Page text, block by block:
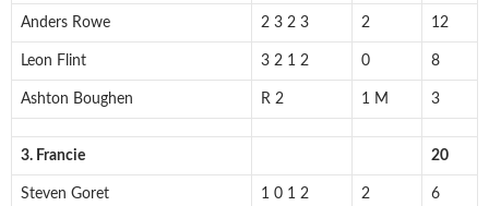
Anders Rowe 2 3 2 3 2 12
Leon Flint 3 2 1 2 0 8
Ashton Boughen R 2 1 M 3
3. Francie 20
Steven Goret 1 0 1 2 2 6